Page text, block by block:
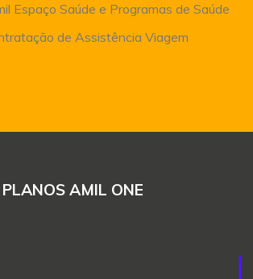
Espaço Saúde e Programas de Saúde
de Assistência Viagem
PLANOS AMIL ONE